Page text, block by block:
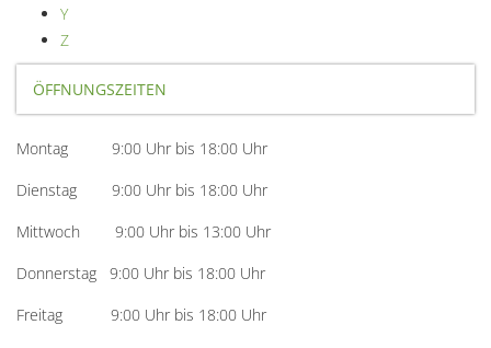
Y
Z
ÖFFNUNGSZEITEN
Montag 9:00 Uhr bis 18:00 Uhr
Dienstag 9:00 Uhr bis 18:00 Uhr
Mittwoch 9:00 Uhr bis 13:00 Uhr
Donnerstag 9:00 Uhr bis 18:00 Uhr
Freitag 9:00 Uhr bis 18:00 Uhr